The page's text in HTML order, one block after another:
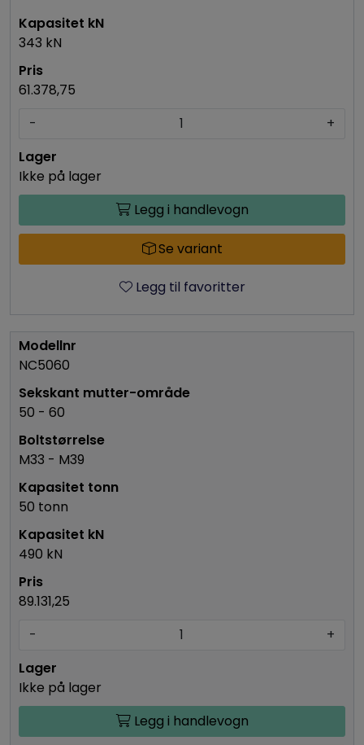
343 kN
61.378,75
-
+
Ikke på lager
Legg i handlevogn
Se variant
Legg til favoritter
NC5060
50 - 60
M33 - M39
50 tonn
490 kN
89.131,25
-
+
Ikke på lager
Legg i handlevogn